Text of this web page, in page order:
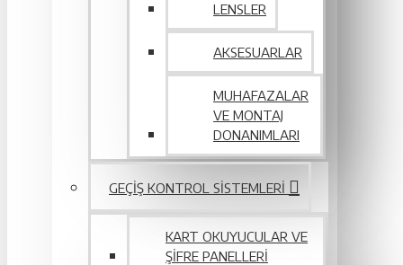
LENSLER
AKSESUARLAR
MUHAFAZALAR
VE MONTAJ
DONANIMLARI
GEÇIŞ KONTROL SISTEMLERI
KART OKUYUCULAR VE
ŞIFRE PANELLERI